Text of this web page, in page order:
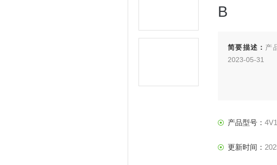
B
简要描述： 产
2023-05-31
产品型号：
更新时间：